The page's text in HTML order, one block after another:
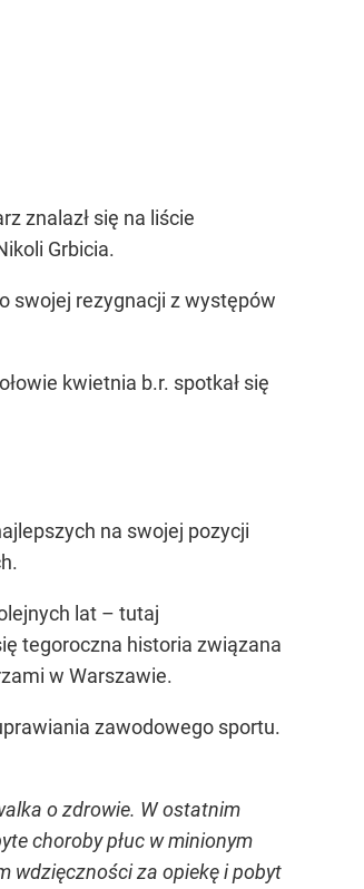
znalazł się na liście
Grbicia.
swojej rezygnacji z występów
kwietnia b.r. spotkał się
na swojej pozycji
lat – tutaj
tegoroczna historia związana
w Warszawie.
zawodowego sportu.
o zdrowie. W ostatnim
choroby płuc w minionym
wdzięczności za opiekę i pobyt